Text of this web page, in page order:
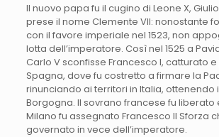
Il nuovo papa fu il cugino di Leone X,
prese il nome Clemente VII: nonostante
con il favore imperiale nel 1523, non
lotta dell’imperatore. Così nel 1525 a
Carlo V sconfisse Francesco I, catturato
Spagna, dove fu costretto a firmare la
rinunciando ai territori in Italia, ottenendo
Borgogna. Il sovrano francese fu liberato
Milano fu assegnato Francesco II Sforza
governato in vece dell’imperatore.